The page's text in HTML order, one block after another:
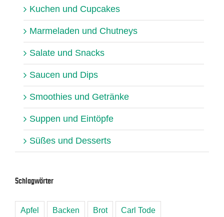
Kuchen und Cupcakes
Marmeladen und Chutneys
Salate und Snacks
Saucen und Dips
Smoothies und Getränke
Suppen und Eintöpfe
Süßes und Desserts
Schlagwörter
Apfel Backen Brot Carl Tode